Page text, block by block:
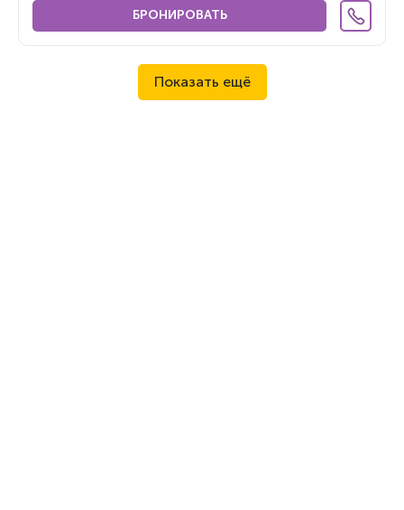
БРОНИРОВАТЬ
Показать ещё